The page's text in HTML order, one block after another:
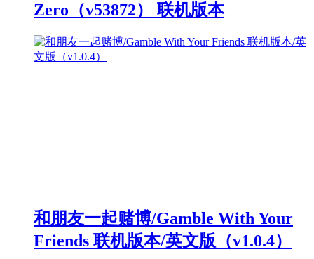
Zero（v53872） 联机版本
和朋友一起赌博/Gamble With Your
Friends 联机版本/英文版（v1.0.4）